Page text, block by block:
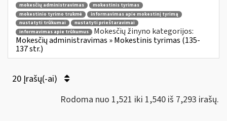
mokesčių administravimas
mokestinis tyrimas
mokestinio tyrimo trukmė
informavimas apie mokestinį tyrimą
nustatyti trūkumai
nustatyti prieštaravimai
informavimas apie trūkumus
Mokesčių žinyno kategorijos:
Mokesčių administravimas » Mokestinis tyrimas (135-
137 str.)
20 Įrašų(-ai)
Rodoma nuo 1,521 iki 1,540 iš 7,293 irašų.